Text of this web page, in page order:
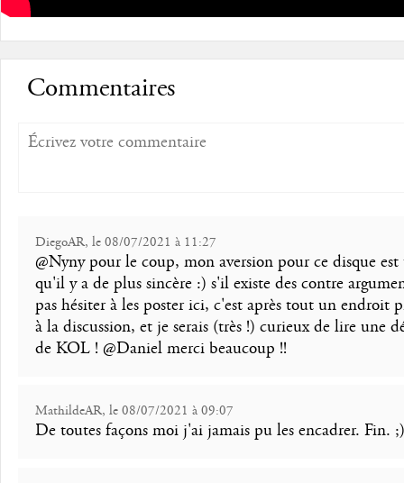
Commentaires
DiegoAR, le 08/07/2021 à 11:27
@Nyny pour le coup, mon aversion pour ce disque
qu'il y a de plus sincère :) s'il existe des contre
pas hésiter à les poster ici, c'est après tout un endroit
à la discussion, et je serais (très !) curieux de lire une
de KOL ! @Daniel merci beaucoup !!
MathildeAR, le 08/07/2021 à 09:07
De toutes façons moi j'ai jamais pu les encadrer. Fin. ;)